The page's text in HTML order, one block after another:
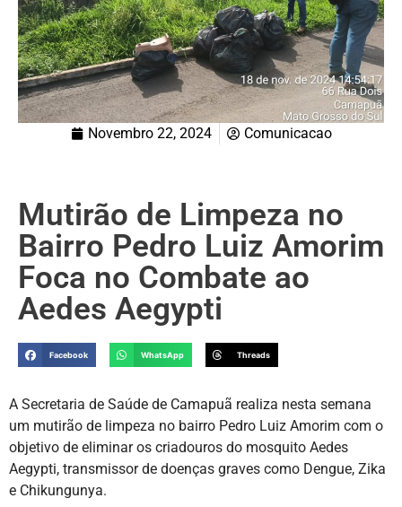
Novembro 22, 2024 Comunicacao
Mutirão de Limpeza no
Bairro Pedro Luiz Amorim
Foca no Combate ao
Aedes Aegypti
Facebook WhatsApp Threads
A Secretaria de Saúde de Camapuã realiza nesta semana
um mutirão de limpeza no bairro Pedro Luiz Amorim com o
objetivo de eliminar os criadouros do mosquito Aedes
Aegypti, transmissor de doenças graves como Dengue, Zika
e Chikungunya.